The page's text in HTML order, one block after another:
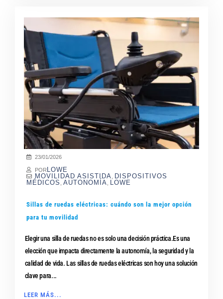
23/01/2026
POR
LOWE
MOVILIDAD ASISTIDA
DISPOSITIVOS
MÉDICOS AUTONOMÍA LOWE
Sillas de ruedas eléctricas: cuándo son la mejor opción
para tu movilidad
Elegir una silla de ruedas no es solo una decisión práctica.Es una
elección que impacta directamente la autonomía, la seguridad y la
calidad de vida. Las sillas de ruedas eléctricas son hoy una solución
clave para...
LEER MÁS...